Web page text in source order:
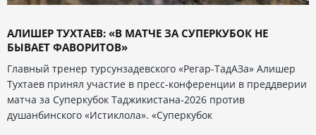
АЛИШЕР ТУХТАЕВ: «В МАТЧЕ ЗА СУПЕРКУБОК НЕ
БЫВАЕТ ФАВОРИТОВ»
Главный тренер турсунзадевского «Регар-ТадАЗа» Алишер
Тухтаев принял участие в пресс-конференции в преддверии
матча за Суперкубок Таджикистана-2026 против
душанбинского «Истиклола». «Суперкубок